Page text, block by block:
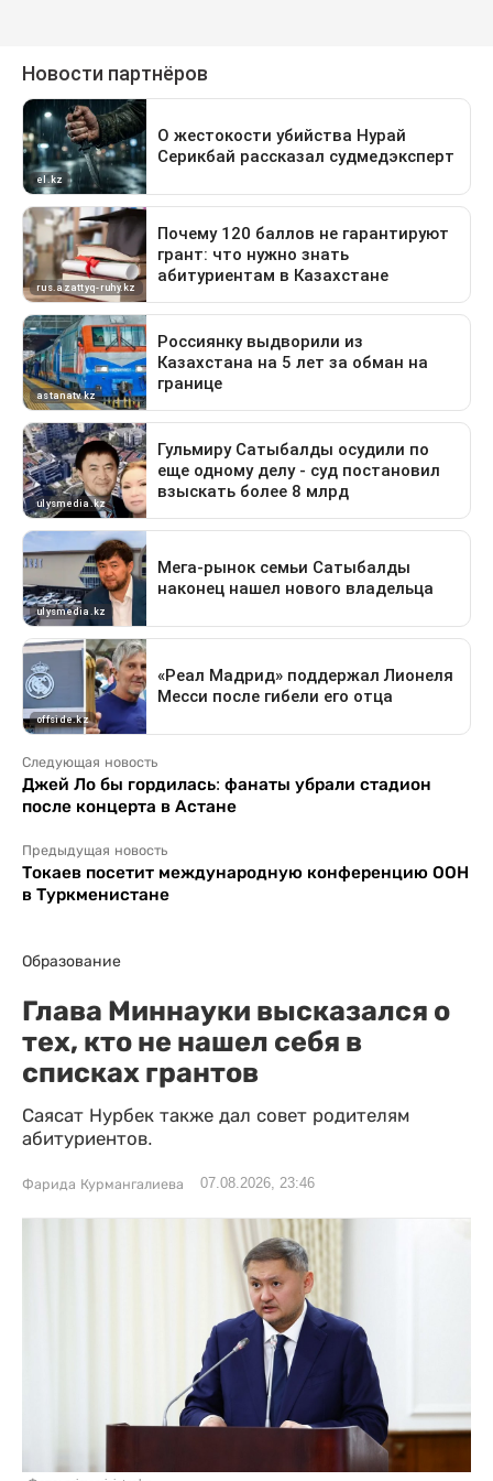
Следующая новость
Джей Ло бы гордилась: фанаты убрали стадион
после концерта в Астане
Предыдущая новость
Токаев посетит международную конференцию ООН
в Туркменистане
Образование
Глава Миннауки высказался о
тех, кто не нашел себя в
списках грантов
Саясат Нурбек также дал совет родителям
абитуриентов.
Фарида Курмангалиева 07.08.2026, 23:46